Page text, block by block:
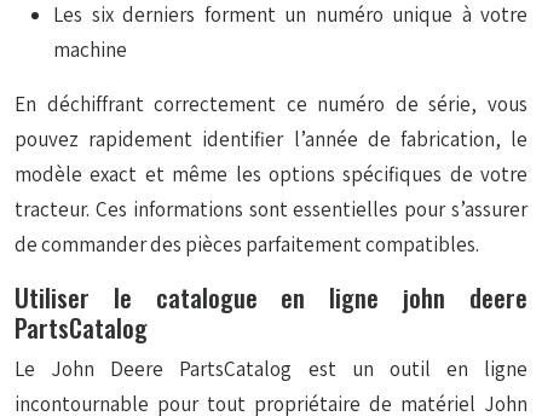
Les six derniers forment un numéro unique à votre
machine
En déchiffrant correctement ce numéro de série, vous
pouvez rapidement identifier l’année de fabrication, le
modèle exact et même les options spécifiques de votre
tracteur. Ces informations sont essentielles pour s’assurer
de commander des pièces parfaitement compatibles.
Utiliser le catalogue en ligne john deere
PartsCatalog
Le John Deere PartsCatalog est un outil en ligne
incontournable pour tout propriétaire de matériel John